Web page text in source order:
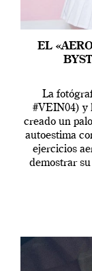
EL
La
#VEIN04) y
creado un
autoestima
ejercicios
demostrar